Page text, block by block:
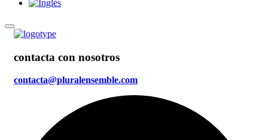
contacta con nosotros
contacta@pluralensemble.com